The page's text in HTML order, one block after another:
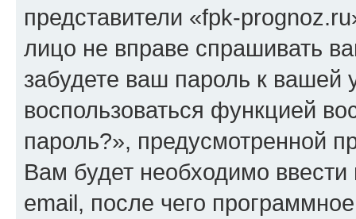
представители «fpk-
лицо не вправе спрашивать
забудете ваш пароль к вашей
воспользоваться функцией
пароль?», предусмотренной
Вам будет необходимо
email, после чего